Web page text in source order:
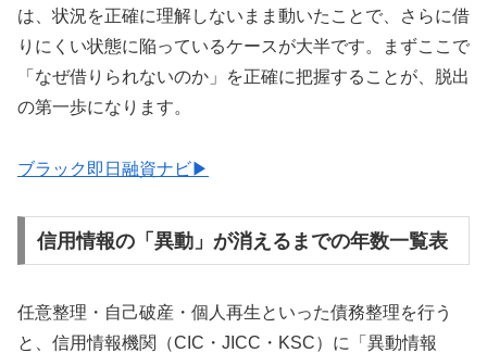
は、状況を正確に理解しないまま動いたことで、さらに借
りにくい状態に陥っているケースが大半です。まずここで
「なぜ借りられないのか」を正確に把握することが、脱出
の第一歩になります。
ブラック即日融資ナビ▶
信用情報の「異動」が消えるまでの年数一覧表
任意整理・自己破産・個人再生といった債務整理を行う
と、信用情報機関（CIC・JICC・KSC）に「異動情報